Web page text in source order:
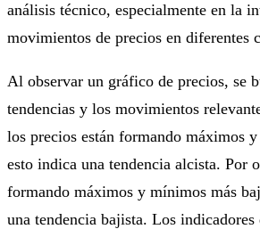
análisis técnico, especialmente en la
movimientos de precios en diferentes
Al observar un gráfico de precios, se
tendencias y los movimientos
los precios están formando máximos
esto indica una tendencia alcista. Por
formando máximos y mínimos más
una tendencia bajista. Los indicadores